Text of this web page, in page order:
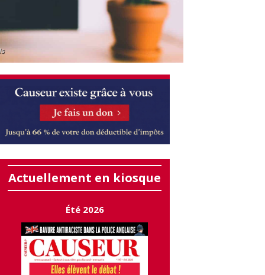
Actuellement en kiosque
Été 2026